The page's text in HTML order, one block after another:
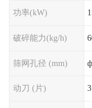
功率(kW)
破碎能力(kg/h)
筛网孔径 (mm)
动刀 (片)